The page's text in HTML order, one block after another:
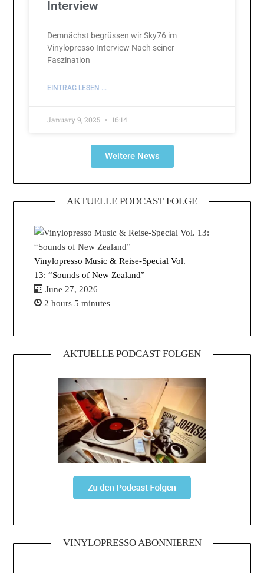
Interview
Demnächst begrüssen wir Sky76 im
Vinylopresso Interview Nach seiner
Faszination
EINTRAG LESEN ...
January 9, 2025 16:14
Weitere News
AKTUELLE PODCAST FOLGE
Vinylopresso Music & Reise-Special Vol.
13: “Sounds of New Zealand”
June 27, 2026
2 hours 5 minutes
AKTUELLE PODCAST FOLGEN
VINYLOPRESSO ABONNIEREN